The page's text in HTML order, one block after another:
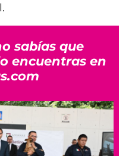
sabías que
encuentras en